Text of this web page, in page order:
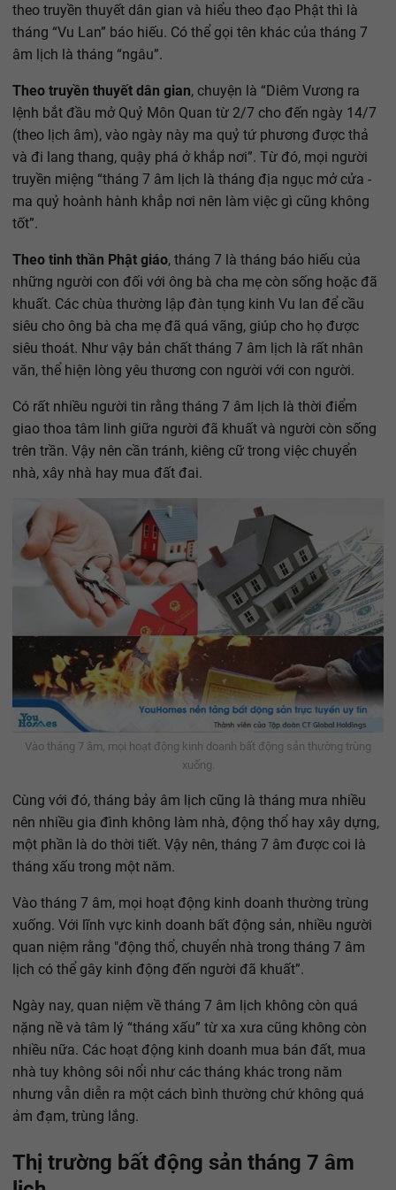
theo truyền thuyết dân gian và hiểu theo đạo Phật thì là
tháng “Vu Lan” báo hiếu. Có thể gọi tên khác của tháng 7
âm lịch là tháng “ngâu”.
Theo truyền thuyết dân gian, chuyện là “Diêm Vương ra
lệnh bắt đầu mở Quỷ Môn Quan từ 2/7 cho đến ngày 14/7
(theo lịch âm), vào ngày này ma quỷ tứ phương được thả
và đi lang thang, quậy phá ở khắp nơi”. Từ đó, mọi người
truyền miệng “tháng 7 âm lịch là tháng địa ngục mở cửa -
ma quỷ hoành hành khắp nơi nên làm việc gì cũng không
tốt”.
Theo tinh thần Phật giáo, tháng 7 là tháng báo hiếu của
những người con đối với ông bà cha mẹ còn sống hoặc đã
khuất. Các chùa thường lập đàn tụng kinh Vu lan để cầu
siêu cho ông bà cha mẹ đã quá vãng, giúp cho họ được
siêu thoát. Như vậy bản chất tháng 7 âm lịch là rất nhân
văn, thể hiện lòng yêu thương con người với con người.
Có rất nhiều người tin rằng tháng 7 âm lịch là thời điểm
giao thoa tâm linh giữa người đã khuất và người còn sống
trên trần. Vậy nên cần tránh, kiêng cữ trong việc chuyển
nhà, xây nhà hay mua đất đai.
Vào tháng 7 âm, mọi hoạt động kinh doanh bất động sản thường trùng
xuống.
Cùng với đó, tháng bảy âm lịch cũng là tháng mưa nhiều
nên nhiều gia đình không làm nhà, động thổ hay xây dựng,
một phần là do thời tiết. Vậy nên, tháng 7 âm được coi là
tháng xấu trong một năm.
Vào tháng 7 âm, mọi hoạt động kinh doanh thường trùng
xuống. Với lĩnh vực kinh doanh bất động sản, nhiều người
quan niệm rằng "động thổ, chuyển nhà trong tháng 7 âm
lịch có thể gây kinh động đến người đã khuất”.
Ngày nay, quan niệm về tháng 7 âm lịch không còn quá
nặng nề và tâm lý “tháng xấu” từ xa xưa cũng không còn
nhiều nữa. Các hoạt động kinh doanh mua bán đất, mua
nhà tuy không sôi nổi như các tháng khác trong năm
nhưng vẫn diễn ra một cách bình thường chứ không quá
ảm đạm, trùng lắng.
Thị trường bất động sản tháng 7 âm